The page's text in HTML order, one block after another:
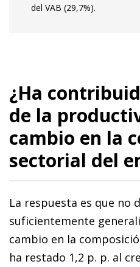
del VAB (29,7%).
¿Ha
de la
cambio en la
sectorial del
La respuesta es que no
suficientemente
cambio en la
ha restado 1,2 p. p. al